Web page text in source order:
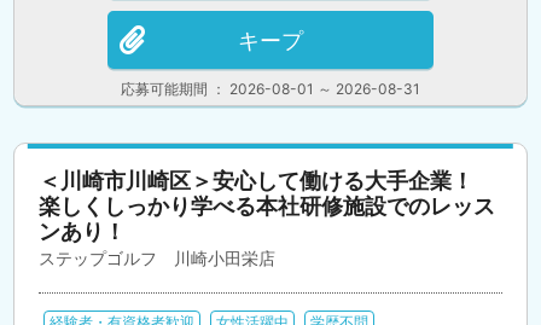
応募可能期間 ： 2026-08-01 ～ 2026-08-31
キープ
＜川崎市川崎区＞安心して働ける大手企業！
楽しくしっかり学べる本社研修施設でのレッス
ンあり！
ステップゴルフ 川崎小田栄店